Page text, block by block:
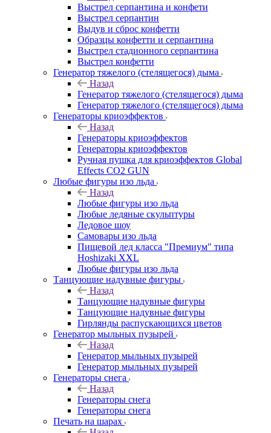
Выстрел серпантина и конфети
Выстрел серпантин
Выдув и сброс конфетти
Образцы конфетти и серпантина
Выстрел стадионного серпантина
Выстрел конфетти
Генератор тяжелого (стелящегося) дыма
Назад
Генератор тяжелого (стелящегося) дыма
Генератор тяжелого (стелящегося) дыма
Генераторы криоэффектов
Назад
Генераторы криоэффектов
Генераторы криоэффектов
Ручная пушка для криоэффектов Global
Effects CO2 GUN
Любые фигуры изо льда
Назад
Любые фигуры изо льда
Любые ледяные скульптуры
Ледовое шоу
Самовары изо льда
Пищевой лед класса "Премиум" типа
Hoshizaki XXL
Любые фигуры изо льда
Танцующие надувные фигуры
Назад
Танцующие надувные фигуры
Танцующие надувные фигуры
Гирлянды распускающихся цветов
Генератор мыльных пузырей
Назад
Генератор мыльных пузырей
Генератор мыльных пузырей
Генераторы снега
Назад
Генераторы снега
Генераторы снега
Печать на шарах